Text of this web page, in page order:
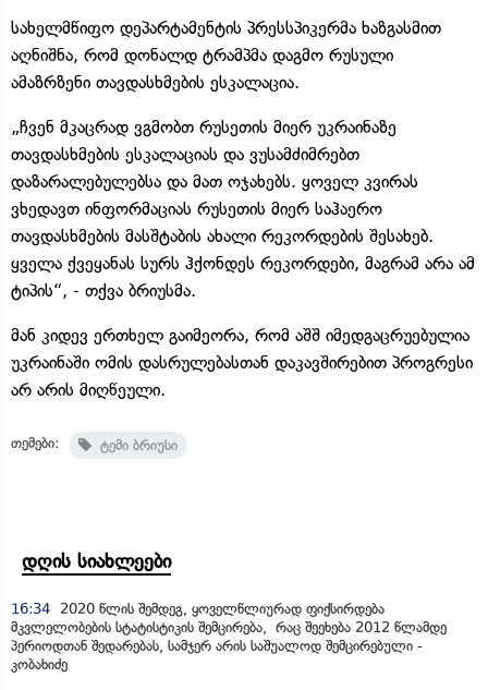
სახელმწიფო დეპარტამენტის პრესსპიკერმა ხაზგასმით
აღნიშნა, რომ დონალდ ტრამპმა დაგმო რუსული
ამაზრზენი თავდასხმების ესკალაცია.
„ჩვენ მკაცრად ვგმობთ რუსეთის მიერ უკრაინაზე
თავდასხმების ესკალაციას და ვუსამძიმრებთ
დაზარალებულებსა და მათ ოჯახებს. ყოველ კვირას
ვხედავთ ინფორმაციას რუსეთის მიერ საჰაერო
თავდასხმების მასშტაბის ახალი რეკორდების შესახებ.
ყველა ქვეყანას სურს ჰქონდეს რეკორდები, მაგრამ არა ამ
ტიპის“, - თქვა ბრიუსმა.
მან კიდევ ერთხელ გაიმეორა, რომ აშშ იმედგაცრუებულია
უკრაინაში ომის დასრულებასთან დაკავშირებით პროგრესი
არ არის მიღწეული.
თემები: ტემი ბრიუსი
დღის სიახლეები
16:34
2020 წლის შემდეგ, ყოველწლიურად ფიქსირდება
მკვლელობების სტატისტიკის შემცირება, რაც შეეხება 2012 წლამდე
პერიოდთან შედარებას, სამჯერ არის საშუალოდ შემცირებული -
კობახიძე